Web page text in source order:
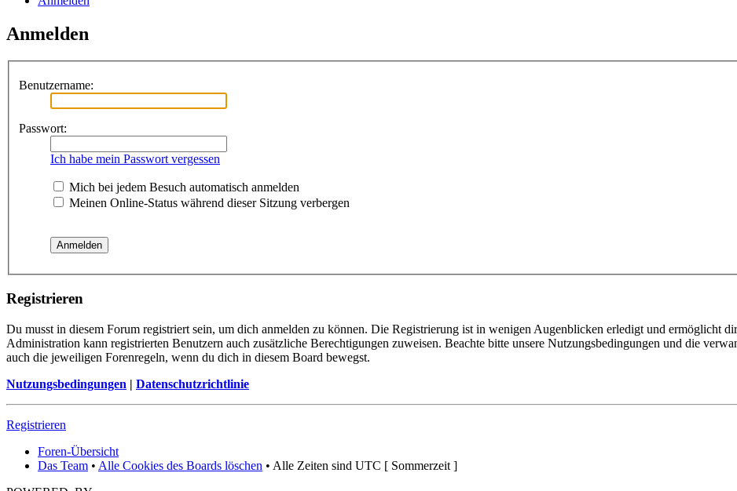
Anmelden
Benutzername:
Passwort:
Ich habe mein Passwort vergessen
Mich bei jedem Besuch automatisch anmelden
Meinen Online-Status während dieser Sitzung verbergen
Registrieren
Du musst in diesem Forum registriert sein, um dich anmelden zu können. Die Registrierung ist in wenigen Augenblicken erledigt und ermöglicht
Administration kann registrierten Benutzern auch zusätzliche Berechtigungen zuweisen. Beachte bitte unsere Nutzungsbedingungen und die
auch die jeweiligen Forenregeln, wenn du dich in diesem Board bewegst.
Nutzungsbedingungen | Datenschutzrichtlinie
Registrieren
Foren-Übersicht
Das Team • Alle Cookies des Boards löschen • Alle Zeiten sind UTC [ Sommerzeit ]